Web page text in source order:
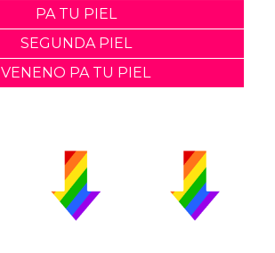
PA TU PIEL
SEGUNDA PIEL
VENENO PA TU PIEL